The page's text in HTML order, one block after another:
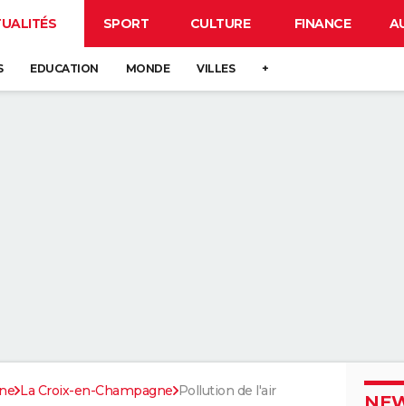
SPORT CULTURE FINANCE
EDUCATION MONDE VILLES +
La Croix-en-Champagne Pollution de l'air